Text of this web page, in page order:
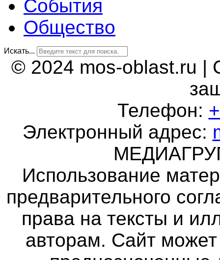
События
Общество
Искать...
© 2024 mos-oblast.ru |
Телефон:
Электронный адрес:
Использование
предварительного
права на тексты и
авторам. Сайт